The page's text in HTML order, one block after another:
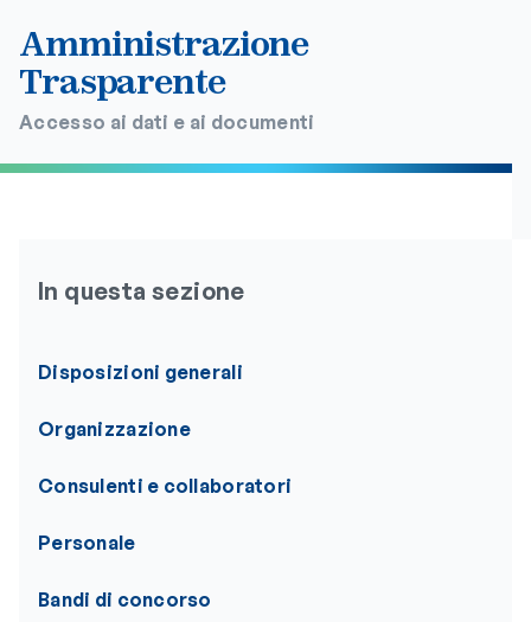
Amministrazione
Trasparente
Accesso ai dati e ai documenti
In questa sezione
Disposizioni generali
Organizzazione
Consulenti e collaboratori
Personale
Bandi di concorso